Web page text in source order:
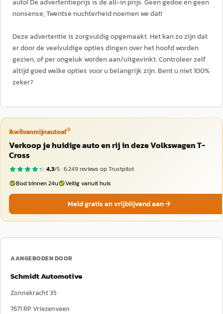
auto! De advertentieprijs is de all-in prijs. Geen gedoe en geen
nonsense; Twentse nuchterheid noemen we dat!
Deze advertentie is zorgvuldig opgemaakt. Het kan zo zijn dat
er door de veelvuldige opties dingen over het hoofd worden
gezien, of per ongeluk worden aan/uitgevinkt. Controleer zelf
altijd goed welke opties voor u belangrijk zijn. Bent u niet 100%
zeker?
ikwilvanmijnautoaf®
Verkoop je huidige auto en rij in deze Volkswagen T-
Cross
4,3/5 ·6.249reviews op Trustpilot
Bod binnen 24u
Veilig vanuit huis
Meld gratis en vrijblijvend aan
AANGEBODEN DOOR
Schmidt Automotive
Zonnekracht 35
7671 RPVriezenveen